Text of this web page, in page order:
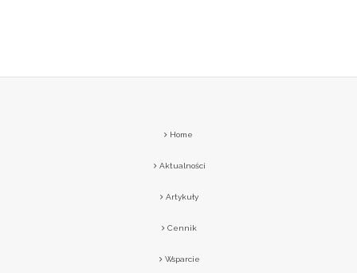
Home
Aktualności
Artykuły
Cennik
Wsparcie